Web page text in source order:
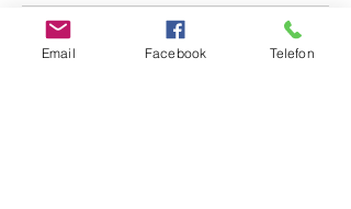
Bevorstehende Sessions
Email Facebook Telefon